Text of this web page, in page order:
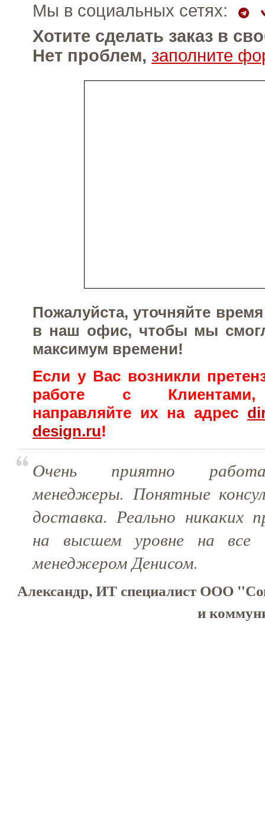
Мы в социальных сетях:
Хотите сделать заказ в
Нет проблем, заполните
Пожалуйста, уточняйте
в наш офис, чтобы мы
максимум времени!
Если у Вас возникли
работе с Клиентами,
направляйте их на адрес
design.ru!
Очень приятно
менеджеры. Понятные
доставка. Реально никаких
на высшем уровне на все
менеджером Денисом.
Александр, ИТ специалист ООО
и